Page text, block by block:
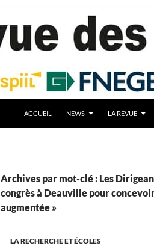
ACCUEIL NEWS LA REVUE
Archives par mot-clé : Les
congrès à Deauville pour
augmentée »
LA RECHERCHE ET ÉCOLES